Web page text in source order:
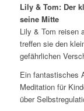
Lily & Tom: Der
seine Mitte
Lily & Tom reisen
treffen sie den
gefährlichen
Ein fantastisches
Meditation für
über